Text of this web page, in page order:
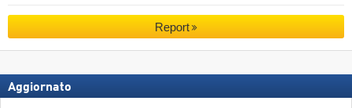
Report
Aggiornato